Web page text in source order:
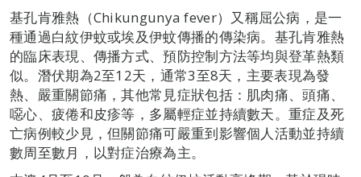
基孔肯雅熱（Chikungunya fever）又稱屈公病，是一
種通過白紋伊蚊或埃及伊蚊傳播的傳染病。基孔肯雅熱
的臨床表現、傳播方式、預防控制方法等均與登革熱類
似。潛伏期為2至12天，通常3至8天，主要表現為發
熱、嚴重關節痛，其他常見症狀包括：肌肉痛、頭痛、
噁心、疲倦和皮疹等，多屬輕症並持續數天。重症及死
亡病例較少見，但關節痛可嚴重到影響個人活動並持續
數周至數月，以對症治療為主。